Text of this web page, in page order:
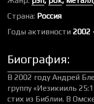
Страна: Россия
Годы активности 2002
Биография:
В 2002 году Андрей
группу «Иезикииль
стих из Библии. В